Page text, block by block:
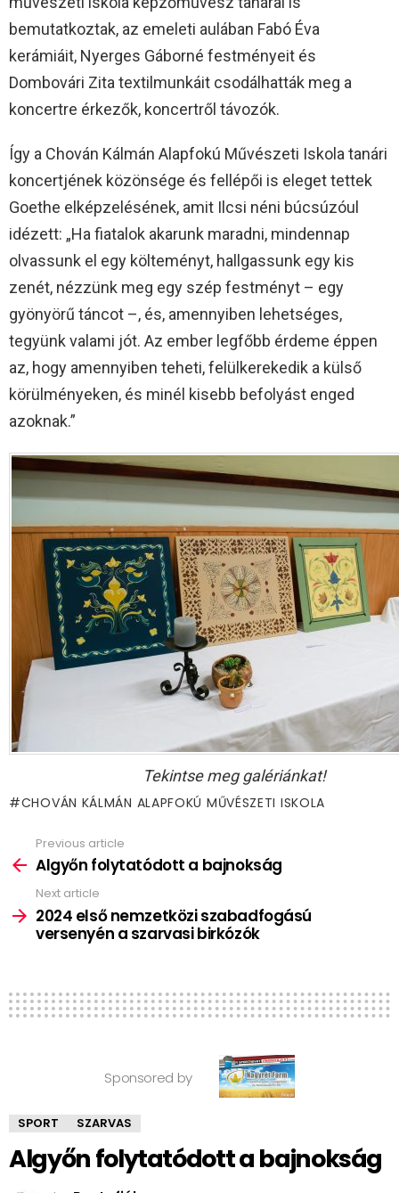
bemutatkoztak, az emeleti aulában Fabó Éva
kerámiáit, Nyerges Gáborné festményeit és
Dombovári Zita textilmunkáit csodálhatták meg a
koncertre érkezők, koncertről távozók.
Így a Chován Kálmán Alapfokú Művészeti Iskola tanári
koncertjének közönsége és fellépői is eleget tettek
Goethe elképzelésének, amit Ilcsi néni búcsúzóul
idézett: „Ha fiatalok akarunk maradni, mindennap
olvassunk el egy költeményt, hallgassunk egy kis
zenét, nézzünk meg egy szép festményt – egy
gyönyörű táncot –, és, amennyiben lehetséges,
tegyünk valami jót. Az ember legfőbb érdeme éppen
az, hogy amennyiben teheti, felülkerekedik a külső
körülményeken, és minél kisebb befolyást enged
azoknak.”
Tekintse meg galériánkat!
CHOVÁN KÁLMÁN ALAPFOKÚ MŰVÉSZETI ISKOLA
more
Previous article
Algyőn folytatódott a bajnokság
Next article
2024 első nemzetközi szabadfogású
versenyén a szarvasi birkózók
Sponsored by
SPORT SZARVAS
Algyőn folytatódott a bajnokság